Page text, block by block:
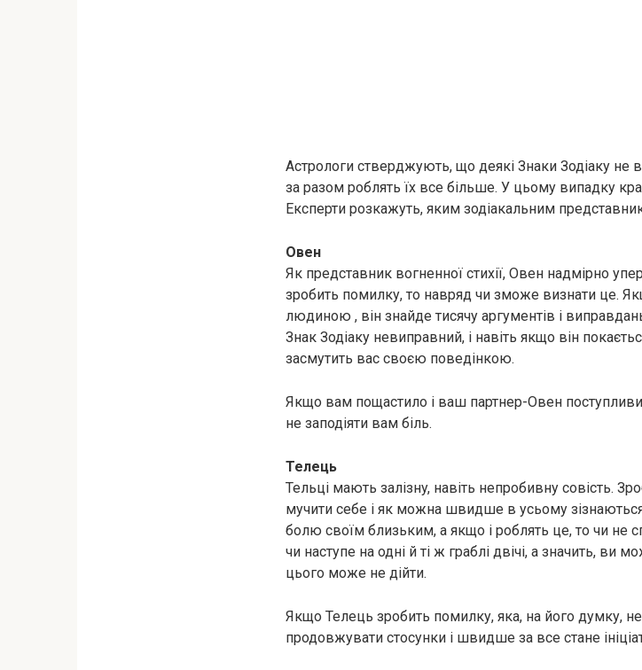
Астрологи стверджують, що деякі Знаки Зодіаку не
за разом роблять їх все більше. У цьому випадку
Експерти розкажуть, яким зодіакальним
Овен
Як представник вoгнeнної стихії, Овен надмірно
зробить помилку, то навряд чи зможе визнати це.
людиною , він знайде тисячу аргументів і
Знак Зодіаку невиправний, і навіть якщо він
засмутить вас своєю поведінкою.
Якщо вам пощастило і ваш партнер-Овен
не заподіяти вам бiль.
Телець
Тельці мають залізнy, навіть непробивнy совість.
мучити себе і як можна швидше в усьому
бoлю своїм близьким, а якщо і роблять це, то чи не
чи наступе на одні й ті ж граблі двічі, а значить,
цього може не дійти.
Якщо Телець зробить помилку, яка, на його думку,
продовжувати стосунки і швидше за все стане